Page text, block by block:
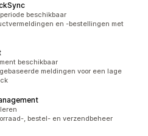
beschikbaar
en -bestellingen met
beschikbaar
meldingen voor een lage
, bestel- en verzendbeheer